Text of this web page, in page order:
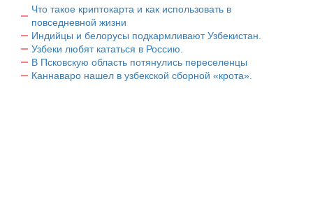
Что такое криптокарта и как использовать в
повседневной жизни
Индийцы и белорусы подкармливают Узбекистан.
Узбеки любят кататься в Россию.
В Псковскую область потянулись переселенцы
Каннаваро нашел в узбекской сборной «крота».